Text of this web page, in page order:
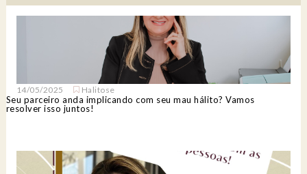
14/05/2025 Halitose
Seu parceiro anda implicando com seu mau hálito? Vamos
resolver isso juntos!